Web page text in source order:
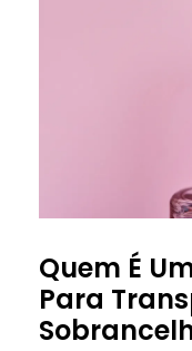
Quem É
Para